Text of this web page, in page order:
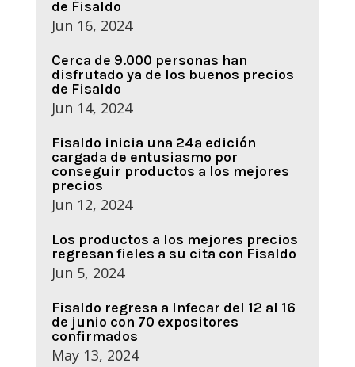
de Fisaldo
Jun 16, 2024
Cerca de 9.000 personas han
disfrutado ya de los buenos precios
de Fisaldo
Jun 14, 2024
Fisaldo inicia una 24ª edición
cargada de entusiasmo por
conseguir productos a los mejores
precios
Jun 12, 2024
Los productos a los mejores precios
regresan fieles a su cita con Fisaldo
Jun 5, 2024
Fisaldo regresa a Infecar del 12 al 16
de junio con 70 expositores
confirmados
May 13, 2024